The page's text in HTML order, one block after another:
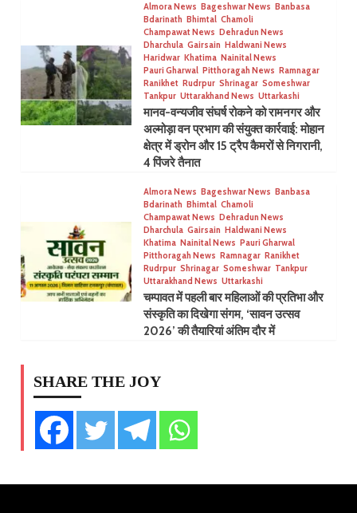
Almora News Bageshwar News Banbasa
Bdarinath Bhimtal Chamoli
Champawat News Dehradun News
Dharchula Gairsain Haldwani News
Haridwar Khatima Nainital News
Pauri Gharwal Pitthoragah News Ramnagar
Ranikhet Rudrpur Shrinagar Someshwar
Tankpur Uttarakhand News Uttarkashi
मानव-वन्यजीव संघर्ष रोकने को रामनगर और
अल्मोड़ा वन प्रभाग की संयुक्त कार्रवाई: मोहान
क्षेत्र में ड्रोन और 15 ट्रैप कैमरों से निगरानी,
4 पिंजरे तैनात
Almora News Bageshwar News Banbasa
Bdarinath Bhimtal Chamoli
Champawat News Dehradun News
Dharchula Gairsain Haldwani News
Khatima Nainital News Pauri Gharwal
Pitthoragah News Ramnagar Ranikhet
Rudrpur Shrinagar Someshwar Tankpur
Uttarakhand News Uttarkashi
चम्पावत में पहली बार महिलाओं की प्रतिभा और
संस्कृति का दिखेगा संगम, ‘सावन उत्सव
2026’ की तैयारियां अंतिम दौर में
SHARE THE JOY